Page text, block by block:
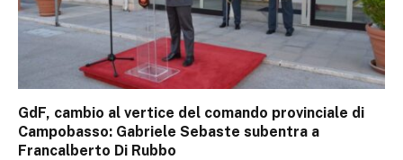
GdF, cambio al vertice del comando provinciale di
Campobasso: Gabriele Sebaste subentra a
Francalberto Di Rubbo